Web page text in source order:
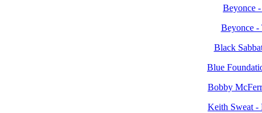
Beyonce
Beyonce -
Black
Blue
Bobby
Keith Sweat -